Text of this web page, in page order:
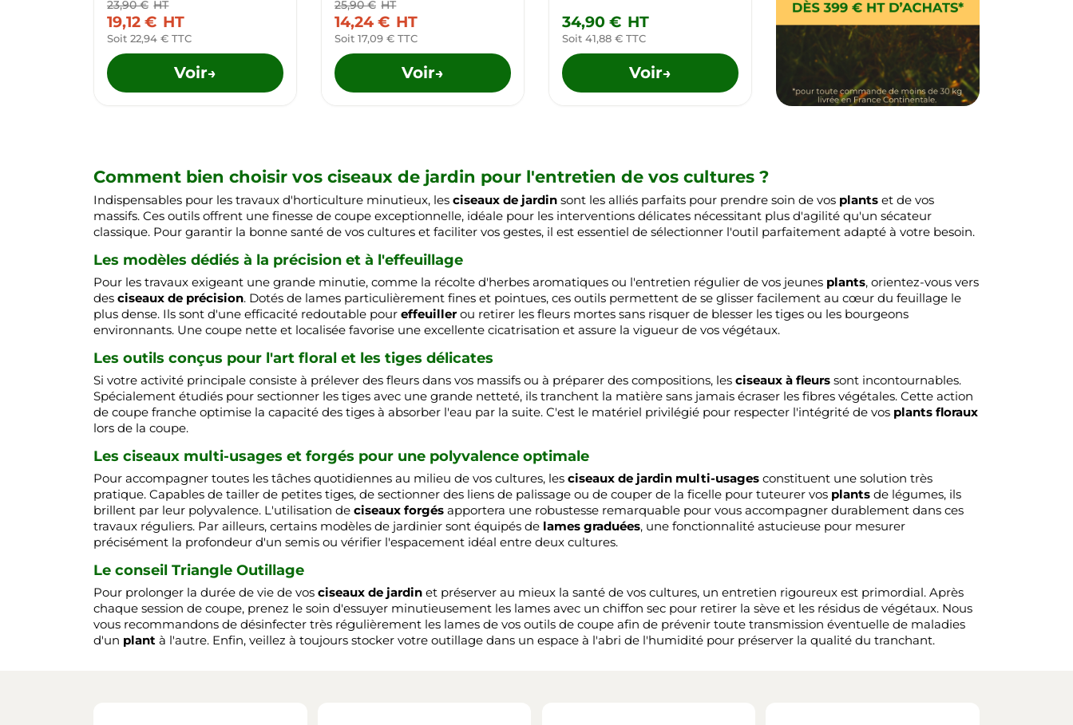
23,90 € HT
19,12 € HT
Soit 22,94 € TTC
Voir→
25,90 € HT
14,24 € HT
Soit 17,09 € TTC
Voir→
34,90 € HT
Soit 41,88 € TTC
Voir→
Comment bien choisir vos ciseaux de jardin pour l'entretien de vos cultures ?
Indispensables pour les travaux d'horticulture minutieux, les ciseaux de jardin sont les alliés parfaits pour prendre soin de vos plants et de vos
massifs. Ces outils offrent une finesse de coupe exceptionnelle, idéale pour les interventions délicates nécessitant plus d'agilité qu'un sécateur
classique. Pour garantir la bonne santé de vos cultures et faciliter vos gestes, il est essentiel de sélectionner l'outil parfaitement adapté à votre besoin.
Les modèles dédiés à la précision et à l'effeuillage
Pour les travaux exigeant une grande minutie, comme la récolte d'herbes aromatiques ou l'entretien régulier de vos jeunes plants, orientez-vous vers
des ciseaux de précision. Dotés de lames particulièrement fines et pointues, ces outils permettent de se glisser facilement au cœur du feuillage le
plus dense. Ils sont d'une efficacité redoutable pour effeuillerou retirer les fleurs mortes sans risquer de blesser les tiges ou les bourgeons
environnants. Une coupe nette et localisée favorise une excellente cicatrisation et assure la vigueur de vos végétaux.
Les outils conçus pour l'art floral et les tiges délicates
Si votre activité principale consiste à prélever des fleurs dans vos massifs ou à préparer des compositions, les ciseaux à fleurs sont incontournables.
Spécialement étudiés pour sectionner les tiges avec une grande netteté, ils tranchent la matière sans jamais écraser les fibres végétales. Cette action
de coupe franche optimise la capacité des tiges à absorber l'eau par la suite. C'est le matériel privilégié pour respecter l'intégrité de vos plants floraux
lors de la coupe.
Les ciseaux multi-usages et forgés pour une polyvalence optimale
Pour accompagner toutes les tâches quotidiennes au milieu de vos cultures, les ciseaux de jardin multi-usages constituent une solution très
pratique. Capables de tailler de petites tiges, de sectionner des liens de palissage ou de couper de la ficelle pour tuteurer vos plants de légumes, ils
brillent par leur polyvalence. L'utilisation de ciseaux forgés apportera une robustesse remarquable pour vous accompagner durablement dans ces
travaux réguliers. Par ailleurs, certains modèles de jardinier sont équipés de lames graduées, une fonctionnalité astucieuse pour mesurer
précisément la profondeur d'un semis ou vérifier l'espacement idéal entre deux cultures.
Le conseil Triangle Outillage
Pour prolonger la durée de vie de vos ciseaux de jardin et préserver au mieux la santé de vos cultures, un entretien rigoureux est primordial. Après
chaque session de coupe, prenez le soin d'essuyer minutieusement les lames avec un chiffon sec pour retirer la sève et les résidus de végétaux. Nous
vous recommandons de désinfecter très régulièrement les lames de vos outils de coupe afin de prévenir toute transmission éventuelle de maladies
d'un plant à l'autre. Enfin, veillez à toujours stocker votre outillage dans un espace à l'abri de l'humidité pour préserver la qualité du tranchant.